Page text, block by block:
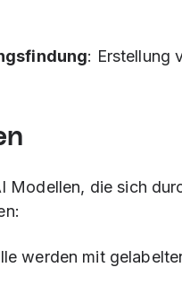
: Erstellung
Modellen, die sich
werden mit